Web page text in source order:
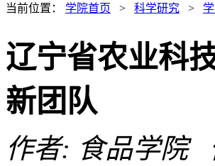
当前位置： 学院首页 > 科学研究 >
辽宁省农业科
新团队
作者: 食品学院